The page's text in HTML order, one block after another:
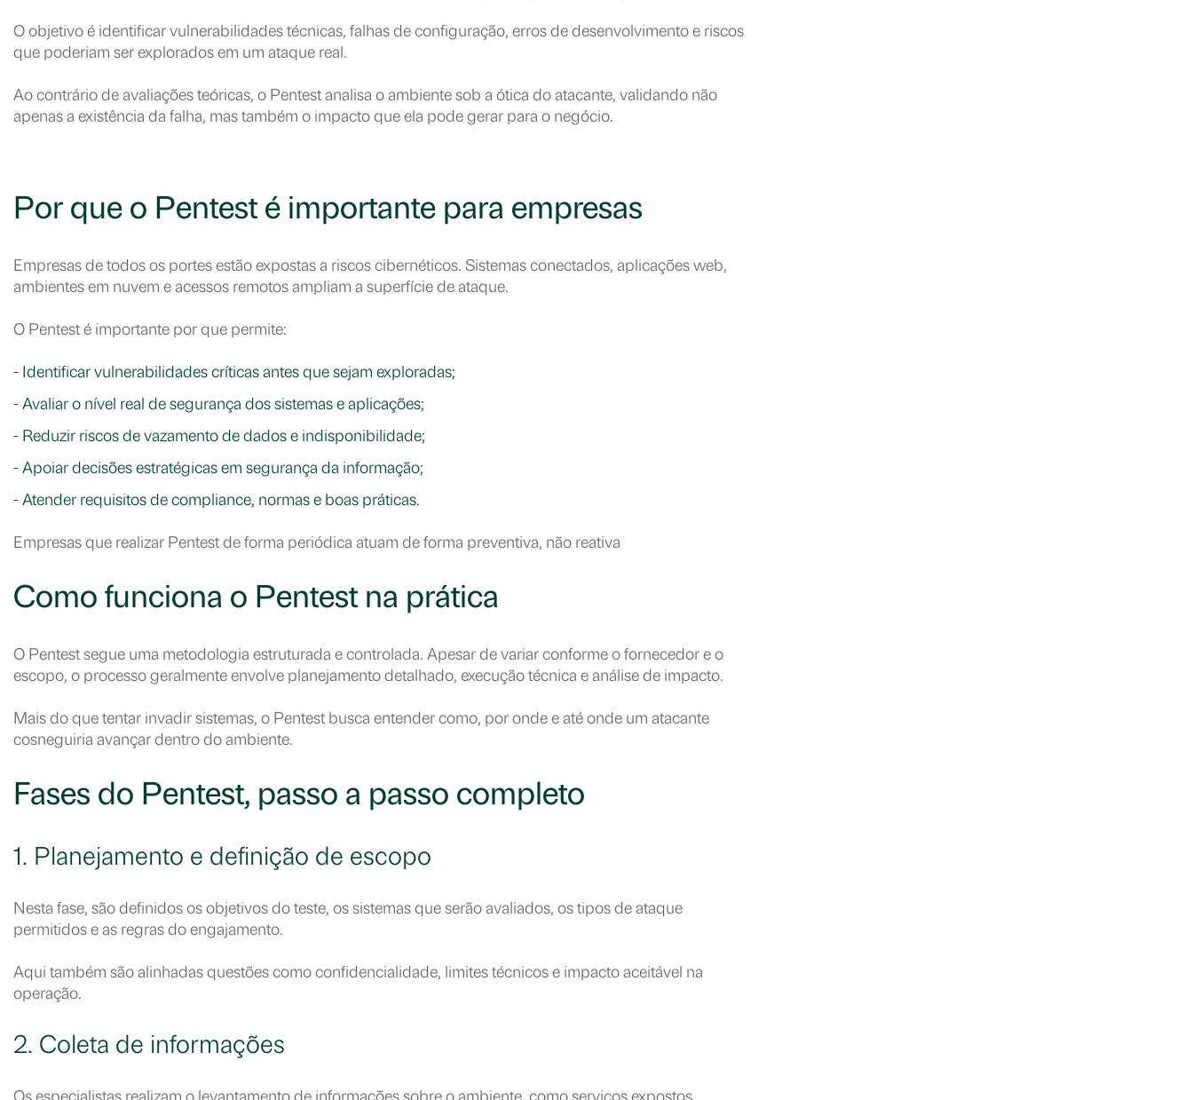
O objetivo é identificar vulnerabilidades técnicas, falhas de configuração, erros de desenvolvimento e riscos
que poderiam ser explorados em um ataque real.
Ao contrário de avaliações teóricas, o Pentest analisa o ambiente sob a ótica do atacante, validando não
apenas a existência da falha, mas também o impacto que ela pode gerar para o negócio.
Por que o Pentest é importante para empresas
Empresas de todos os portes estão expostas a riscos cibernéticos. Sistemas conectados, aplicações web,
ambientes em nuvem e acessos remotos ampliam a superfície de ataque.
O Pentest é importante por que permite:
- Identificar vulnerabilidades críticas antes que sejam exploradas;
- Avaliar o nível real de segurança dos sistemas e aplicações;
- Reduzir riscos de vazamento de dados e indisponibilidade;
- Apoiar decisões estratégicas em segurança da informação;
- Atender requisitos de compliance, normas e boas práticas.
Empresas que realizar Pentest de forma periódica atuam de forma preventiva, não reativa
Como funciona o Pentest na prática
O Pentest segue uma metodologia estruturada e controlada. Apesar de variar conforme o fornecedor e o
escopo, o processo geralmente envolve planejamento detalhado, execução técnica e análise de impacto.
Mais do que tentar invadir sistemas, o Pentest busca entender como, por onde e até onde um atacante
cosneguiria avançar dentro do ambiente.
Fases do Pentest, passo a passo completo
1. Planejamento e definição de escopo
Nesta fase, são definidos os objetivos do teste, os sistemas que serão avaliados, os tipos de ataque
permitidos e as regras do engajamento.
Aqui também são alinhadas questões como confidencialidade, limites técnicos e impacto aceitável na
operação.
2. Coleta de informações